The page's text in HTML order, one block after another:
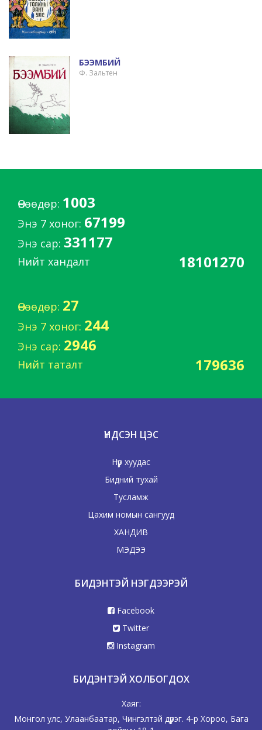
БЭЭМБИЙ
Ф. Зальтен
Өнөөдөр: 1003
Энэ 7 хоног: 67199
Энэ сар: 331177
Нийт хандалт 18101270
Өнөөдөр: 27
Энэ 7 хоног: 244
Энэ сар: 2946
Нийт таталт 179636
ҮНДСЭН ЦЭС
Нүүр хуудас
Бидний тухай
Тусламж
Цахим номын сангууд
ХАНДИВ
МЭДЭЭ
БИДЭНТЭЙ НЭГДЭЭРЭЙ
Facebook
Twitter
Instagram
БИДЭНТЭЙ ХОЛБОГДОХ
Хаяг:
Монгол улс, Улаанбаатар, Чингэлтэй дүүрэг. 4-р Хороо, Бага